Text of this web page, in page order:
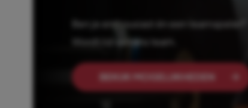
Ben je enthousiast én een teamspeler?
Wordt lid van ons team.
BEKIJK MOGELIJKHEDEN